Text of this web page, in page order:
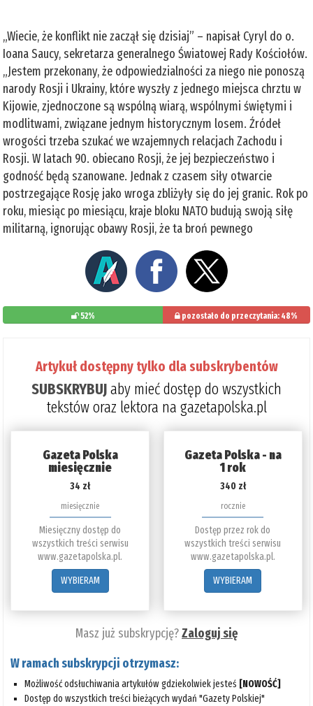
„Wiecie, że konflikt nie zaczął się dzisiaj” – napisał Cyryl do o.
Ioana Saucy, sekretarza generalnego Światowej Rady Kościołów.
„Jestem przekonany, że odpowiedzialności za niego nie ponoszą
narody Rosji i Ukrainy, które wyszły z jednego miejsca chrztu w
Kijowie, zjednoczone są wspólną wiarą, wspólnymi świętymi i
modlitwami, związane jednym historycznym losem. Źródeł
wrogości trzeba szukać we wzajemnych relacjach Zachodu i
Rosji. W latach 90. obiecano Rosji, że jej bezpieczeństwo i
godność będą szanowane. Jednak z czasem siły otwarcie
postrzegające Rosję jako wroga zbliżyły się do jej granic. Rok po
roku, miesiąc po miesiącu, kraje bloku NATO budują swoją siłę
militarną, ignorując obawy Rosji, że ta broń pewnego
52% pozostało do przeczytania: 48%
Artykuł dostępny tylko dla subskrybentów
SUBSKRYBUJaby mieć dostęp do wszystkich
tekstów oraz lektora na gazetapolska.pl
Gazeta Polska
miesięcznie
34 zł
miesięcznie
Miesięczny dostęp do
wszystkich treści serwisu
www.gazetapolska.pl.
WYBIERAM
Gazeta Polska - na
1 rok
340 zł
rocznie
Dostęp przez rok do
wszystkich treści serwisu
www.gazetapolska.pl.
WYBIERAM
Masz już subskrypcję?Zaloguj się
W ramach subskrypcji otrzymasz:
Możliwość odsłuchiwania artykułów gdziekolwiek jesteś [NOWOŚĆ]
Dostęp do wszystkich treści bieżących wydań "Gazety Polskiej"